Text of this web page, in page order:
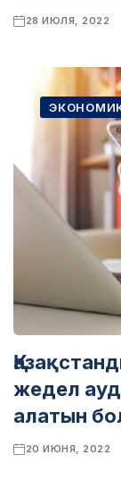
28 ИЮЛЯ, 2022
жедел
алатын
20 ИЮНЯ, 2022